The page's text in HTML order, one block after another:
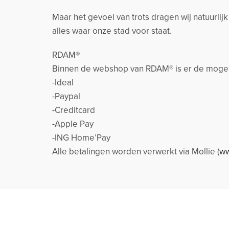
Maar het gevoel van trots dragen wij
alles waar onze stad voor staat.
RDAM®
Binnen de webshop van RDAM® is er de
-Ideal
-Paypal
-Creditcard
-Apple Pay
-ING Home’Pay
Alle betalingen worden verwerkt via Mollie (